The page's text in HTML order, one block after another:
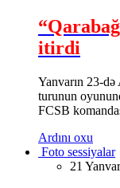
itirdi
Yanvarın 23-
turunun
FCSB
Ardını oxu
Foto sessiyalar
21